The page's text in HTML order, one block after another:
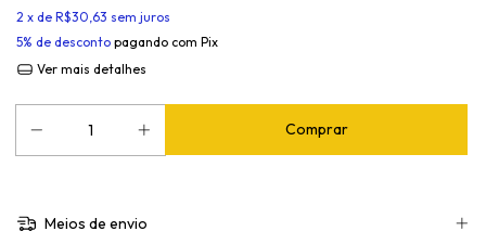
2 x de R$30,63 sem juros
5% de desconto pagando com Pix
Ver mais detalhes
Meios de envio